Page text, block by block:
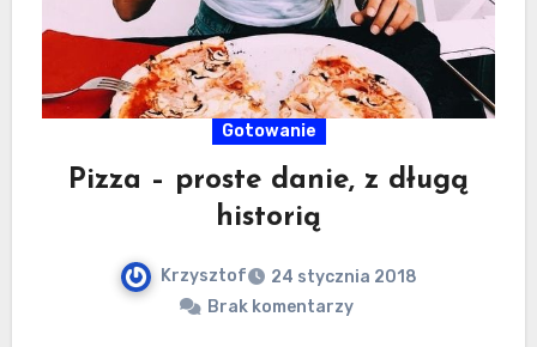
Gotowanie
Pizza – proste danie, z długą
historią
Krzysztof
24 stycznia 2018
Brak komentarzy